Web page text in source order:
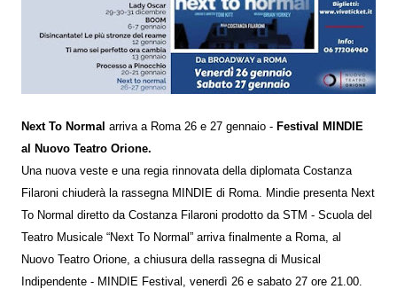
Next To Normal arriva a Roma 26 e 27 gennaio - Festival MINDIE
al Nuovo Teatro Orione.
Una nuova veste e una regia rinnovata della diplomata Costanza
Filaroni chiuderà la rassegna MINDIE di Roma. Mindie presenta Next
To Normal diretto da Costanza Filaroni prodotto da STM - Scuola del
Teatro Musicale “Next To Normal” arriva finalmente a Roma, al
Nuovo Teatro Orione, a chiusura della rassegna di Musical
Indipendente - MINDIE Festival, venerdì 26 e sabato 27 ore 21.00.